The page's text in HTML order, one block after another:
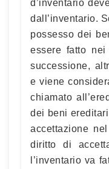
d’inventario
dall’inventario.
possesso dei
essere fatto nei
successione,
e viene
chiamato
dei beni
accettazione
diritto di
l’inventario va